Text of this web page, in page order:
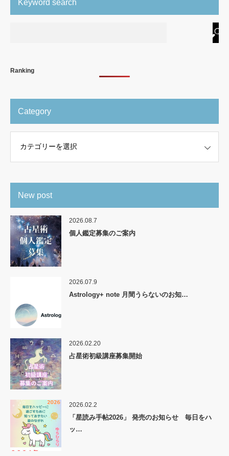
Keyword search
Ranking
Category
New post
2026.08.7
個人鑑定募集のご案内
2026.07.9
Astrology+ note 月間うらないのお知…
2026.02.20
占星術初級講座募集開始
2026.02.2
「星読み手帖2026」 発売のお知らせ 毎日をハ
ッ…